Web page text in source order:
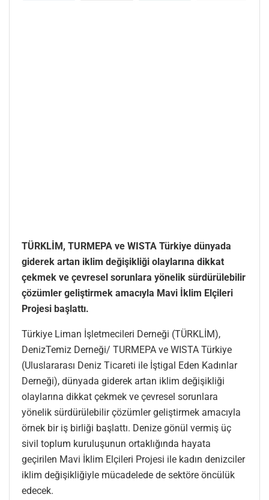
TÜRKLİM, TURMEPA ve WISTA Türkiye dünyada
giderek artan iklim değişikliği olaylarına dikkat
çekmek ve çevresel sorunlara yönelik sürdürülebilir
çözümler geliştirmek amacıyla Mavi İklim Elçileri
Projesi başlattı.
Türkiye Liman İşletmecileri Derneği (TÜRKLİM),
DenizTemiz Derneği/ TURMEPA ve WISTA Türkiye
(Uluslararası Deniz Ticareti ile İştigal Eden Kadınlar
Derneği), dünyada giderek artan iklim değişikliği
olaylarına dikkat çekmek ve çevresel sorunlara
yönelik sürdürülebilir çözümler geliştirmek amacıyla
örnek bir iş birliği başlattı. Denize gönül vermiş üç
sivil toplum kuruluşunun ortaklığında hayata
geçirilen Mavi İklim Elçileri Projesi ile kadın denizciler
iklim değişikliğiyle mücadelede de sektöre öncülük
edecek.